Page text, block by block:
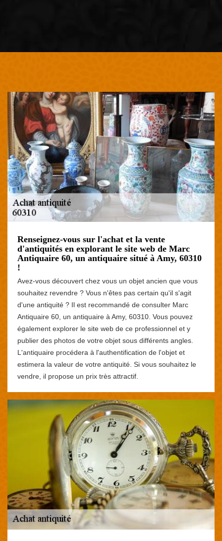
Renseignez-vous sur l'achat et la vente
d'antiquités en explorant le site web de Marc
Antiquaire 60, un antiquaire situé à Amy, 60310
!
Avez-vous découvert chez vous un objet ancien que vous
souhaitez revendre ? Vous n'êtes pas certain qu'il s'agit
d'une antiquité ? Il est recommandé de consulter Marc
Antiquaire 60, un antiquaire à Amy, 60310. Vous pouvez
également explorer le site web de ce professionnel et y
publier des photos de votre objet sous différents angles.
L'antiquaire procédera à l'authentification de l'objet et
estimera la valeur de votre antiquité. Si vous souhaitez le
vendre, il propose un prix très attractif.